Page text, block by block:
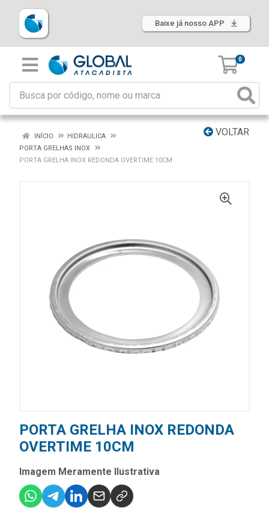
Baixe já nosso APP
0
VOLTAR
INÍCIO
HIDRAULICA
PORTA GRELHAS INOX
PORTA GRELHA INOX REDONDA OVERTIME 10CM
PORTA GRELHA INOX REDONDA
OVERTIME 10CM
Imagem Meramente Ilustrativa